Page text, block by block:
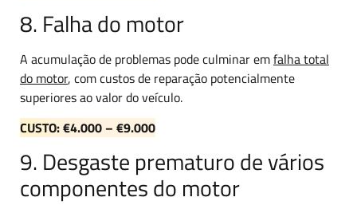
8. Falha do motor
A acumulação de problemas pode culminar emfalha total
do motor, com custos de reparação potencialmente
superiores ao valor do veículo.
CUSTO: €4.000 – €9.000
9. Desgaste prematuro de vários
componentes do motor